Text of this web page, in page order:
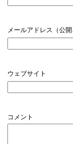
メールアドレス（公
ウェブサイト
コメント